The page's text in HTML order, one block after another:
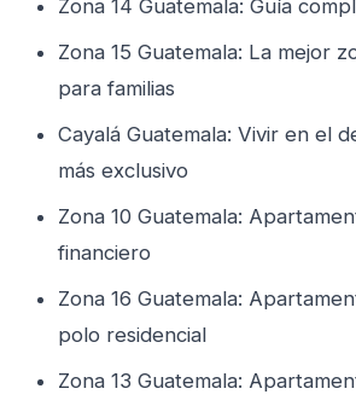
Zona 14 Guatemala: Guía
Zona 15 Guatemala: La mejor
para familias
Cayalá Guatemala: Vivir en el
más exclusivo
Zona 10 Guatemala:
financiero
Zona 16 Guatemala:
polo residencial
Zona 13 Guatemala: